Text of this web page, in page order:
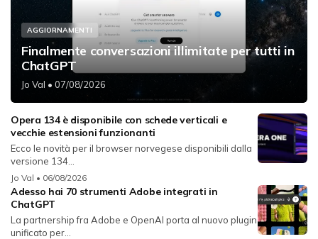
AGGIORNAMENTI
Finalmente conversazioni illimitate per tutti in
ChatGPT
Jo Val • 07/08/2026
Opera 134 è disponibile con schede verticali e
vecchie estensioni funzionanti
Ecco le novità per il browser norvegese disponibili dalla
versione 134...
Jo Val • 06/08/2026
Adesso hai 70 strumenti Adobe integrati in
ChatGPT
La partnership fra Adobe e OpenAI porta al nuovo plugin
unificato per...